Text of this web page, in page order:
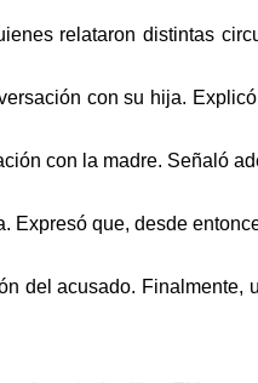
relataron distintas
con su hija.
con la madre. Señaló
Expresó que, desde
del acusado. Finalmente,